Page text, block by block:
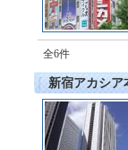
全6件
新宿アカシア